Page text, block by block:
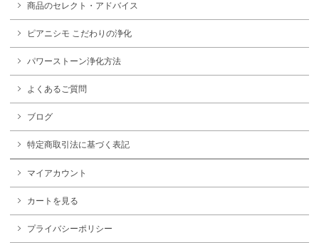
商品のセレクト・アドバイス
ピアニシモ こだわりの浄化
パワーストーン浄化方法
よくあるご質問
ブログ
特定商取引法に基づく表記
マイアカウント
カートを見る
プライバシーポリシー